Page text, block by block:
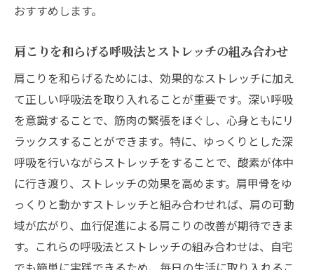
おすすめします。
肩こりを和らげる呼吸法とストレッチの組み合わせ
肩こりを和らげるためには、効果的なストレッチに加え
て正しい呼吸法を取り入れることが重要です。深い呼吸
を意識することで、筋肉の緊張をほぐし、心身ともにリ
ラックスすることができます。特に、ゆっくりとした深
呼吸を行いながらストレッチをすることで、酸素が体中
に行き渡り、ストレッチの効果を高めます。肩甲骨をゆ
っくりと動かすストレッチと組み合わせれば、肩の可動
域が広がり、血行促進による肩こりの改善が期待できま
す。これらの呼吸法とストレッチの組み合わせは、自宅